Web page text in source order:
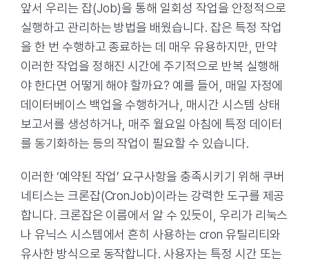
앞서 우리는 잡(Job)을 통해 일회성 작업을 안정적으로
실행하고 관리하는 방법을 배웠습니다. 잡은 특정 작업
을 한 번 수행하고 종료하는 데 매우 유용하지만, 만약
이러한 작업을 정해진 시간에 주기적으로 반복 실행해
야 한다면 어떻게 해야 할까요? 예를 들어, 매일 자정에
데이터베이스 백업을 수행하거나, 매시간 시스템 상태
보고서를 생성하거나, 매주 월요일 아침에 특정 데이터
를 동기화하는 등의 작업이 필요할 수 있습니다.
이러한 ‘예약된 작업’ 요구사항을 충족시키기 위해 쿠버
네티스는 크론잡(CronJob)이라는 강력한 도구를 제공
합니다. 크론잡은 이름에서 알 수 있듯이, 우리가 리눅스
나 유닉스 시스템에서 흔히 사용하는 cron 유틸리티와
유사한 방식으로 동작합니다. 사용자는 특정 시간 또는